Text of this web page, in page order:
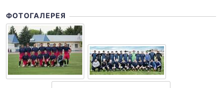
ФОТОГАЛЕРЕЯ